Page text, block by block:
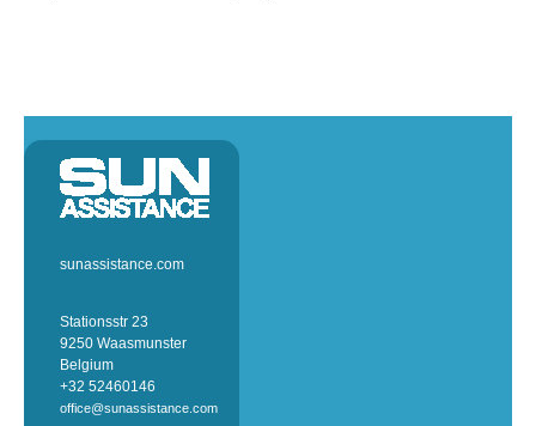
sunassistance.com
Stationsstr 23
9250 Waasmunster
Belgium
+32 52460146
office@sunassistance.com